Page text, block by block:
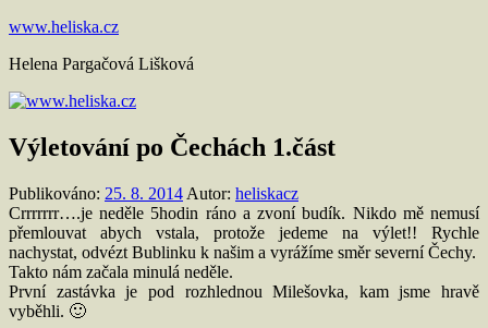
Přejít
obsahu
www.heliska.cz
Helena Pargačová Lišková
Výletování po Čechách 1.část
Publikováno: 25. 8. 2014 Autor: heliskacz
Crrrrrrr….je neděle 5hodin ráno a zvoní budík. Nikdo mě nemusí
přemlouvat abych vstala, protože jedeme na výlet!! Rychle
nachystat, odvézt Bublinku k našim a vyrážíme směr severní Čechy.
Takto nám začala minulá neděle.
První zastávka je pod rozhlednou Milešovka, kam jsme hravě
vyběhli. 🙂